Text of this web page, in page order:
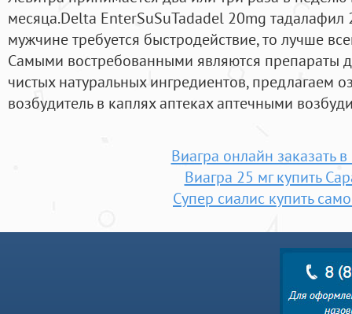
месяца.Delta EnterSuSuTadadel 20mg тадалафил
мужчине требуется быстродействие, то лучше
Самыми востребованными являются препараты
чистых натуральных ингредиентов, предлагаем
возбудитель в каплях аптеках аптечными
Виагра онлайн заказать
Виагра 25 мг купить
Супер сиалис купить